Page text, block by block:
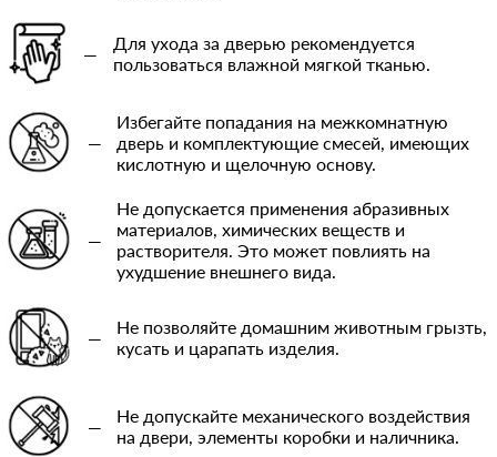
—
Для ухода за дверью рекомендуется
пользоваться влажной мягкой тканью.
—
Избегайте попадания на межкомнатную
дверь и комплектующие смесей, имеющих
кислотную и щелочную основу.
—
Не допускается применения абразивных
материалов, химических веществ и
растворителя. Это может повлиять на
ухудшение внешнего вида.
—
Не позволяйте домашним животным грызть,
кусать и царапать изделия.
—
Не допускайте механического воздействия
на двери, элементы коробки и наличника.